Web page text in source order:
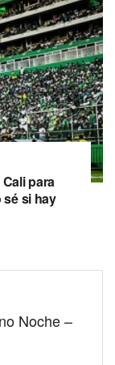
para
sé si hay
Noche –